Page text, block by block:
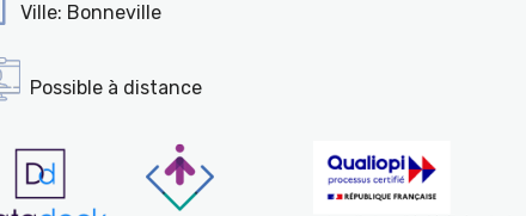
Ville: Bonneville
Possible à distance